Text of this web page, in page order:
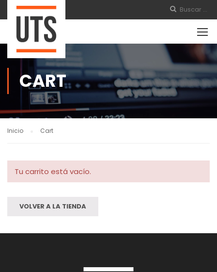
CART
Inicio Cart
Tu carrito está vacío.
VOLVER A LA TIENDA